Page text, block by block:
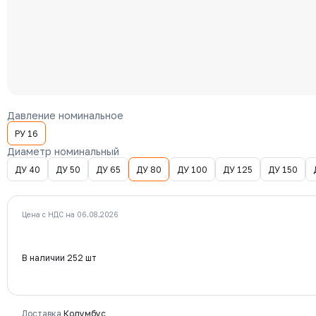
Давление номинальное
РУ 16
Диаметр номинальный
ДУ 40 ДУ 50 ДУ 65 ДУ 80 ДУ 100 ДУ 125 ДУ 150
Цена с НДС на 06.08.2026
В наличии 252 шт
Доставка Колумбус